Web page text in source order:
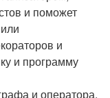
и поможет
и
и программу
и оператора.